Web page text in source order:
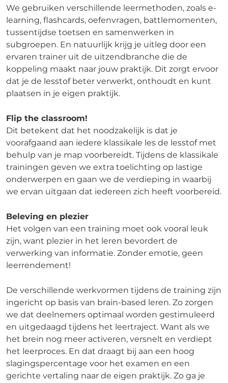
We gebruiken verschillende leermethoden, zoals e-
learning, flashcards, oefenvragen, battlemomenten,
tussentijdse toetsen en samenwerken in
subgroepen. En natuurlijk krijg je uitleg door een
ervaren trainer uit de uitzendbranche die de
koppeling maakt naar jouw praktijk. Dit zorgt ervoor
dat je de lesstof beter verwerkt, onthoudt en kunt
plaatsen in je eigen praktijk.
Flip the classroom!
Dit betekent dat het noodzakelijk is dat je
voorafgaand aan iedere klassikale les de lesstof met
behulp van je map voorbereidt. Tijdens de klassikale
trainingen geven we extra toelichting op lastige
onderwerpen en gaan we de verdieping in waarbij
we ervan uitgaan dat iedereen zich heeft voorbereid.
Beleving en plezier
Het volgen van een training moet ook vooral leuk
zijn, want plezier in het leren bevordert de
verwerking van informatie. Zonder emotie, geen
leerrendement!
De verschillende werkvormen tijdens de training zijn
ingericht op basis van brain-based leren. Zo zorgen
we dat deelnemers optimaal worden gestimuleerd
en uitgedaagd tijdens het leertraject. Want als we
het brein nog meer activeren, versnelt en verdiept
het leerproces. En dat draagt bij aan een hoog
slagingspercentage voor het examen en een
gerichte vertaling naar de eigen praktijk. Zo ga je